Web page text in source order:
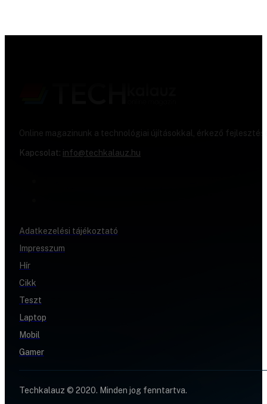
Online magazinunk a technológiai újításokkal, érkező
Kapcsolat: info@techkalauz.hu
Adatkezelési tájékoztató
Impresszum
Hír
Cikk
Teszt
Laptop
Mobil
Gamer
Techkalauz © 2020. Minden jog fenntartva.